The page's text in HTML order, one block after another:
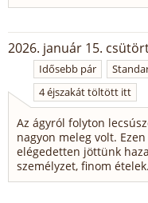
2026. január 15.
Idősebb pár
4 éjszakát töltött itt
Az ágyról folyton
nagyon meleg volt.
elégedetten jöttünk
személyzet, finom ételek.